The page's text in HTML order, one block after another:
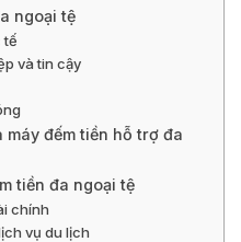
ngoại tệ
tế
và tin cậy
đếm tiền hỗ trợ đa
tiền đa ngoại tệ
chính
vụ du lịch